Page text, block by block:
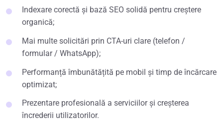
Indexare corectă și bază SEO solidă pentru creștere
organică;
Mai multe solicitări prin CTA-uri clare (telefon /
formular / WhatsApp);
Performanță îmbunătățită pe mobil și timp de încărcare
optimizat;
Prezentare profesională a serviciilor și creșterea
încrederii utilizatorilor.